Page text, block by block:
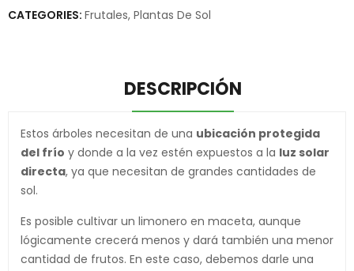
CATEGORIES: Frutales, Plantas De Sol
DESCRIPCIÓN
Estos árboles necesitan de una ubicación protegida
del frío y donde a la vez estén expuestos a la luz solar
directa, ya que necesitan de grandes cantidades de
sol.
Es posible cultivar un limonero en maceta, aunque
lógicamente crecerá menos y dará también una menor
cantidad de frutos. En este caso, debemos darle una